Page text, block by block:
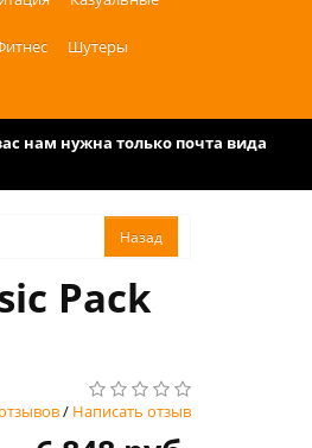
Шутеры
нам нужна только почта вида
Pack
/ Написать отзыв